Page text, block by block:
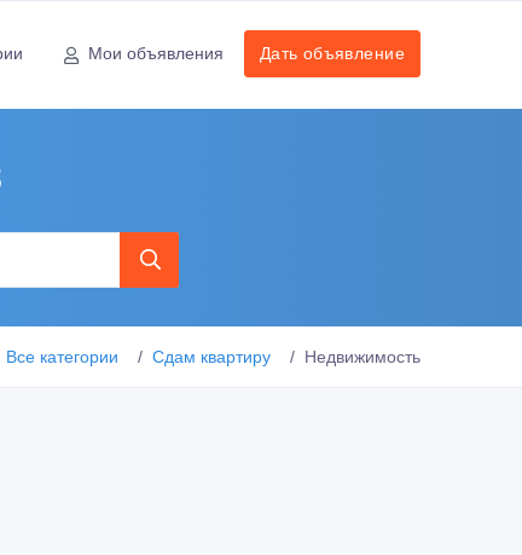
Мои объявления Дать объявление
Все категории Сдам квартиру Недвижимость